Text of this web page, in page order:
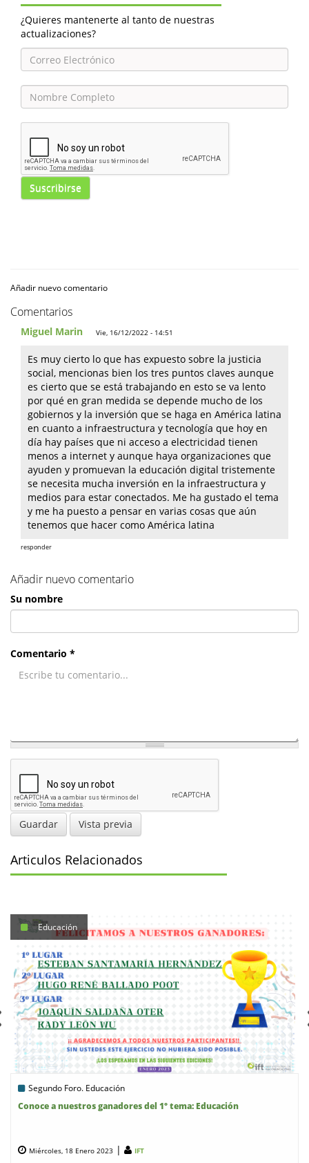
¿Quieres mantenerte al tanto de nuestras
actualizaciones?
Suscribirse
Añadir nuevo comentario
Comentarios
Miguel Marin Vie, 16/12/2022 - 14:51
Es muy cierto lo que has expuesto sobre la justicia
social, mencionas bien los tres puntos claves aunque
es cierto que se está trabajando en esto se va lento
por qué en gran medida se depende mucho de los
gobiernos y la inversión que se haga en América latina
en cuanto a infraestructura y tecnología que hoy en
día hay países que ni acceso a electricidad tienen
menos a internet y aunque haya organizaciones que
ayuden y promuevan la educación digital tristemente
se necesita mucha inversión en la infraestructura y
medios para estar conectados. Me ha gustado el tema
y me ha puesto a pensar en varias cosas que aún
tenemos que hacer como América latina
responder
Añadir nuevo comentario
Su nombre
Comentario *
Guardar Vista previa
Articulos Relacionados
Educación
Segundo Foro. Educación
Conoce a nuestros ganadores del 1° tema: Educación
Miércoles, 18 Enero 2023 | IFT